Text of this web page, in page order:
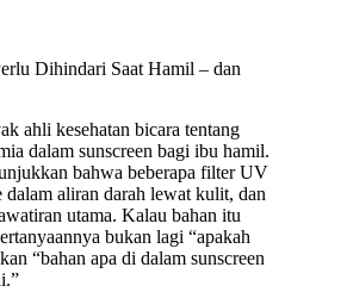
Dihindari Saat Hamil – dan
ahli kesehatan bicara tentang
dalam sunscreen bagi ibu hamil.
bahwa beberapa filter UV
dalam aliran darah lewat kulit, dan
utama. Kalau bahan itu
bukan lagi “apakah
“bahan apa di dalam sunscreen